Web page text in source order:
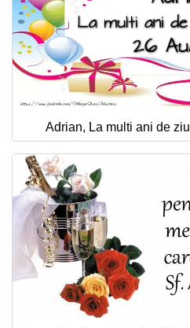
Adrian, La multi ani de